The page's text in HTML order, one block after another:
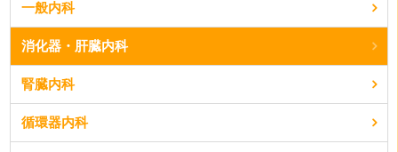
一般内科
消化器・肝臓内科
腎臓内科
循環器内科